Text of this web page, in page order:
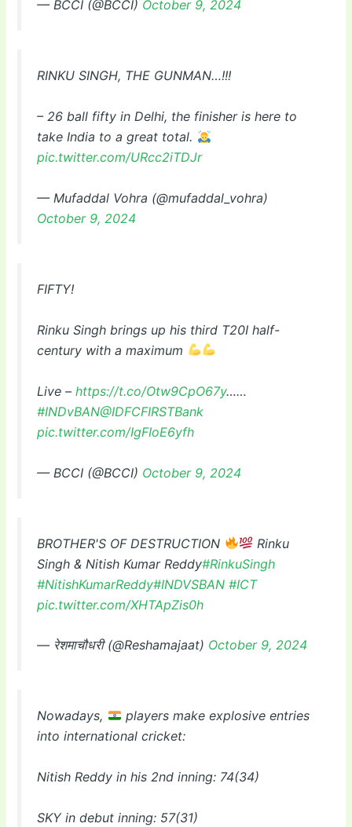
— BCCI (@BCCI) October 9, 2024
RINKU SINGH, THE GUNMAN…!!!
– 26 ball fifty in Delhi, the finisher is here to
take India to a great total.
pic.twitter.com/URcc2iTDJr
— Mufaddal Vohra (@mufaddal_vohra)
October 9, 2024
FIFTY!
Rinku Singh brings up his third T20I half-
century with a maximum
Live –https://t.co/Otw9CpO67y……
#INDvBAN@IDFCFIRSTBank
pic.twitter.com/IgFIoE6yfh
— BCCI (@BCCI) October 9, 2024
BROTHER'S OF DESTRUCTION
Rinku
Singh & Nitish Kumar Reddy#RinkuSingh
#NitishKumarReddy#INDVSBAN #ICT
pic.twitter.com/XHTApZis0h
— रेशमाचौधरी (@Reshamajaat) October 9, 2024
Nowadays,
players make explosive entries
into international cricket:
Nitish Reddy in his 2nd inning: 74(34)
SKY in debut inning: 57(31)